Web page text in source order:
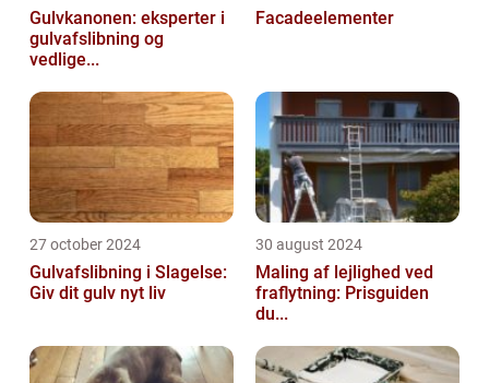
Gulvkanonen: eksperter i
gulvafslibning og
vedlige...
Facadeelementer
27 october 2024
Gulvafslibning i Slagelse:
Giv dit gulv nyt liv
30 august 2024
Maling af lejlighed ved
fraflytning: Prisguiden
du...